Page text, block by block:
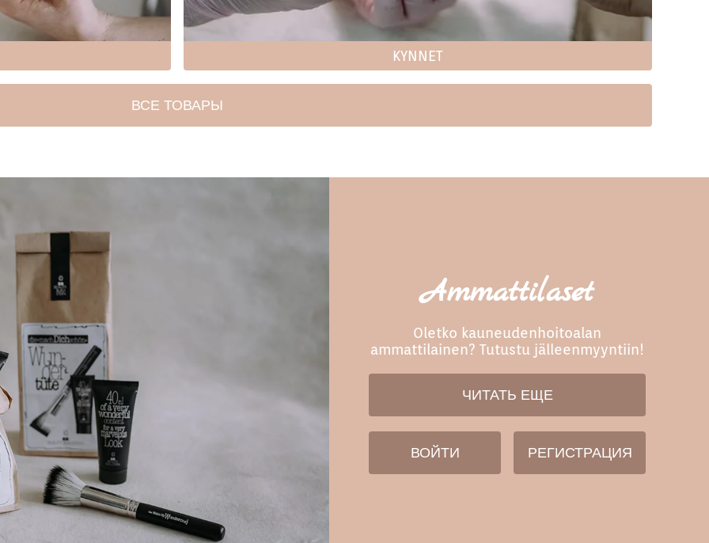
KYNNET
ВСЕ ТОВАРЫ
Ammattilaset
Oletko kauneudenhoitoalan
ammattilainen? Tutustu jälleenmyyntiin!
ЧИТАТЬ ЕЩЕ
ВОЙТИ РЕГИСТРАЦИЯ